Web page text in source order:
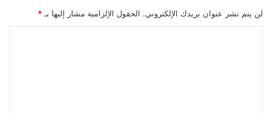
لن يتم نشر عنوان بريدك الإلكتروني. الحقول الإلزامية مشار إليها بـ *